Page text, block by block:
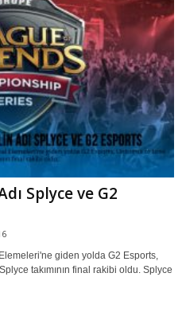
Splyce ve G2
giden yolda G2 Esports,
takımının final rakibi oldu. Splyce